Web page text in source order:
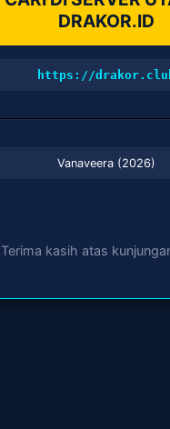
DRAKOR.ID
https://
Vanaveera (2026)
Terima kasih atas